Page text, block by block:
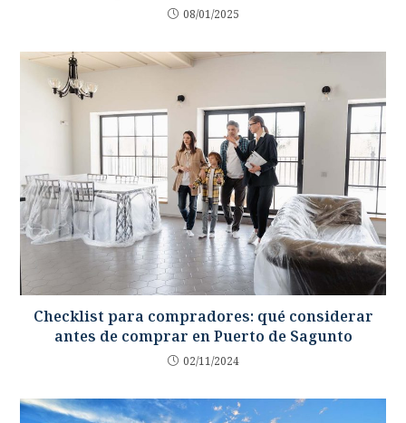
08/01/2025
Checklist para compradores: qué considerar
antes de comprar en Puerto de Sagunto
02/11/2024